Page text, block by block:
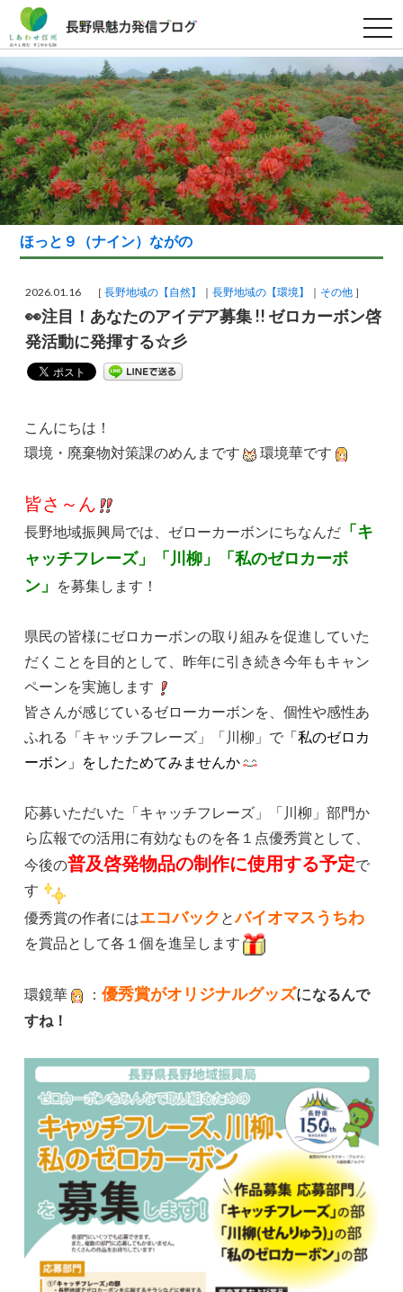
t
o
g
l
e
n
a
v
i
g
a
t
i
o
n
ほっと９（ナイン）ながの
2026.01.16 ［長野地域の【自然】 長野地域の【環境】 その他 ］
👀注目！あなたのアイデア募集 !! ゼロカーボン啓
発活動に発揮する☆彡
こんにちは！
環境・廃棄物対策課のめんまです
環境華です
皆さ～ん
長野地域振興局では、ゼローカーボンにちなんだ 「キ
ャッチフレーズ」「川柳」「私のゼロカーボ
ン」
を募集します！
県民の皆様にゼロカーボンの取り組みを促進していた
だくことを目的として、昨年に引き続き今年もキャン
ペーンを実施します
皆さんが感じているゼローカーボンを、個性や感性あ
ふれる「キャッチフレーズ」「川柳」で 「私のゼロカ
ーボン」をしたためてみませんか
応募いただいた「キャッチフレーズ」「川柳」部門か
ら広報での活用に有効なものを各１点優秀賞として、
今後の普及啓発物品の制作に使用する予定で
す
優秀賞の作者にはエコバック とバイオマスうちわ
を賞品として各１個を進呈します
環鏡華 ：優秀賞がオリジナルグッズになるんで
すね！